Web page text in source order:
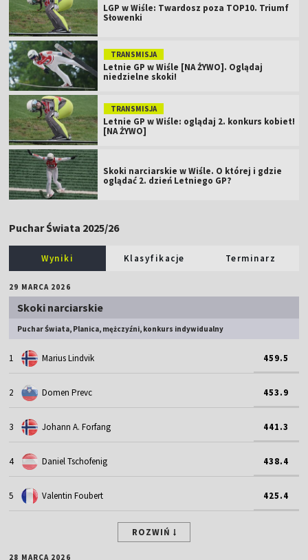
LGP w Wiśle: Twardosz poza TOP10. Triumf
Słowenki
TRANSMISJA
Letnie GP w Wiśle [NA ŻYWO]. Oglądaj
niedzielne skoki!
TRANSMISJA
Letnie GP w Wiśle: oglądaj 2. konkurs kobiet!
[NA ŻYWO]
Skoki narciarskie w Wiśle. O której i gdzie
oglądać 2. dzień Letniego GP?
Puchar Świata 2025/26
Wyniki Klasyfikacje Terminarz
29 MARCA 2026
Skoki narciarskie
Puchar Świata, Planica, mężczyźni, konkurs indywidualny
1 Marius Lindvik 459.5
2 Domen Prevc 453.9
3 Johann A. Forfang 441.3
4 Daniel Tschofenig 438.4
5 Valentin Foubert 425.4
ROZWIŃ
28 MARCA 2026